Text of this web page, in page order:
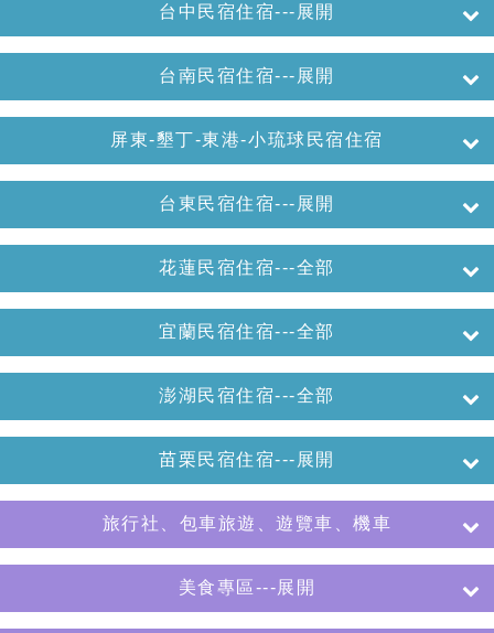
台中民宿住宿---展開
台南民宿住宿---展開
屏東-墾丁-東港-小琉球民宿住宿
台東民宿住宿---展開
花蓮民宿住宿---全部
宜蘭民宿住宿---全部
澎湖民宿住宿---全部
苗栗民宿住宿---展開
旅行社、包車旅遊、遊覽車、機車
美食專區---展開